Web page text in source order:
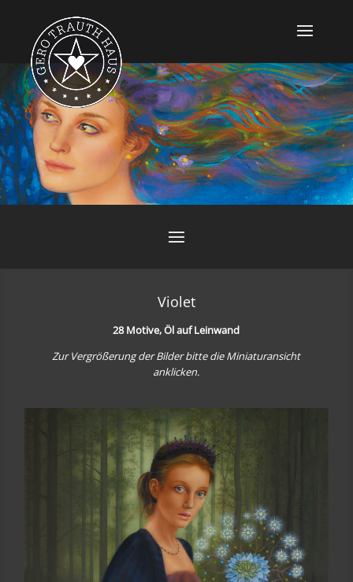
Violet
28 Motive, Öl auf Leinwand
Zur Vergrößerung der Bilder bitte die Miniaturansicht
anklicken.